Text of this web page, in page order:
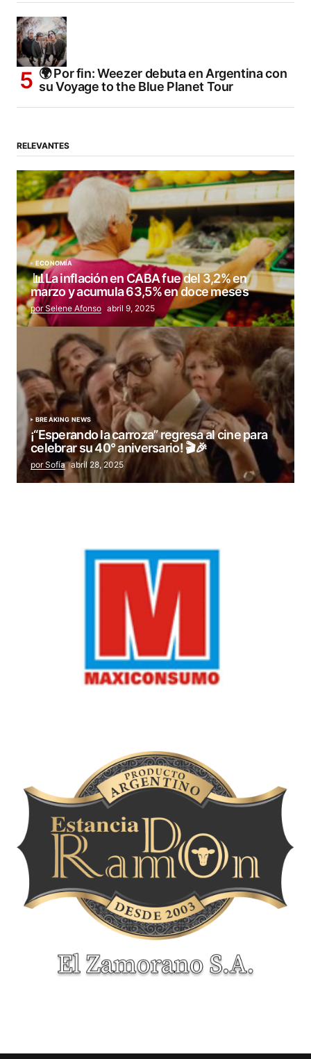
🌍 Por fin: Weezer debuta en Argentina con
su Voyage to the Blue Planet Tour
RELEVANTES
ECONOMÍA
📊La inflación en CABA fue del 3,2% en
marzo y acumula 63,5% en doce meses
por Selene Afonso abril 9, 2025
BREAKING NEWS
¡“Esperando la carroza” regresa al cine para
celebrar su 40° aniversario! 🎬🎉
por Sofía abril 28, 2025